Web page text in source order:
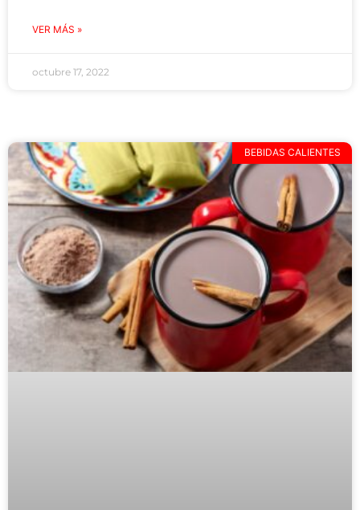
VER MÁS »
octubre 17, 2022
BEBIDAS CALIENTES